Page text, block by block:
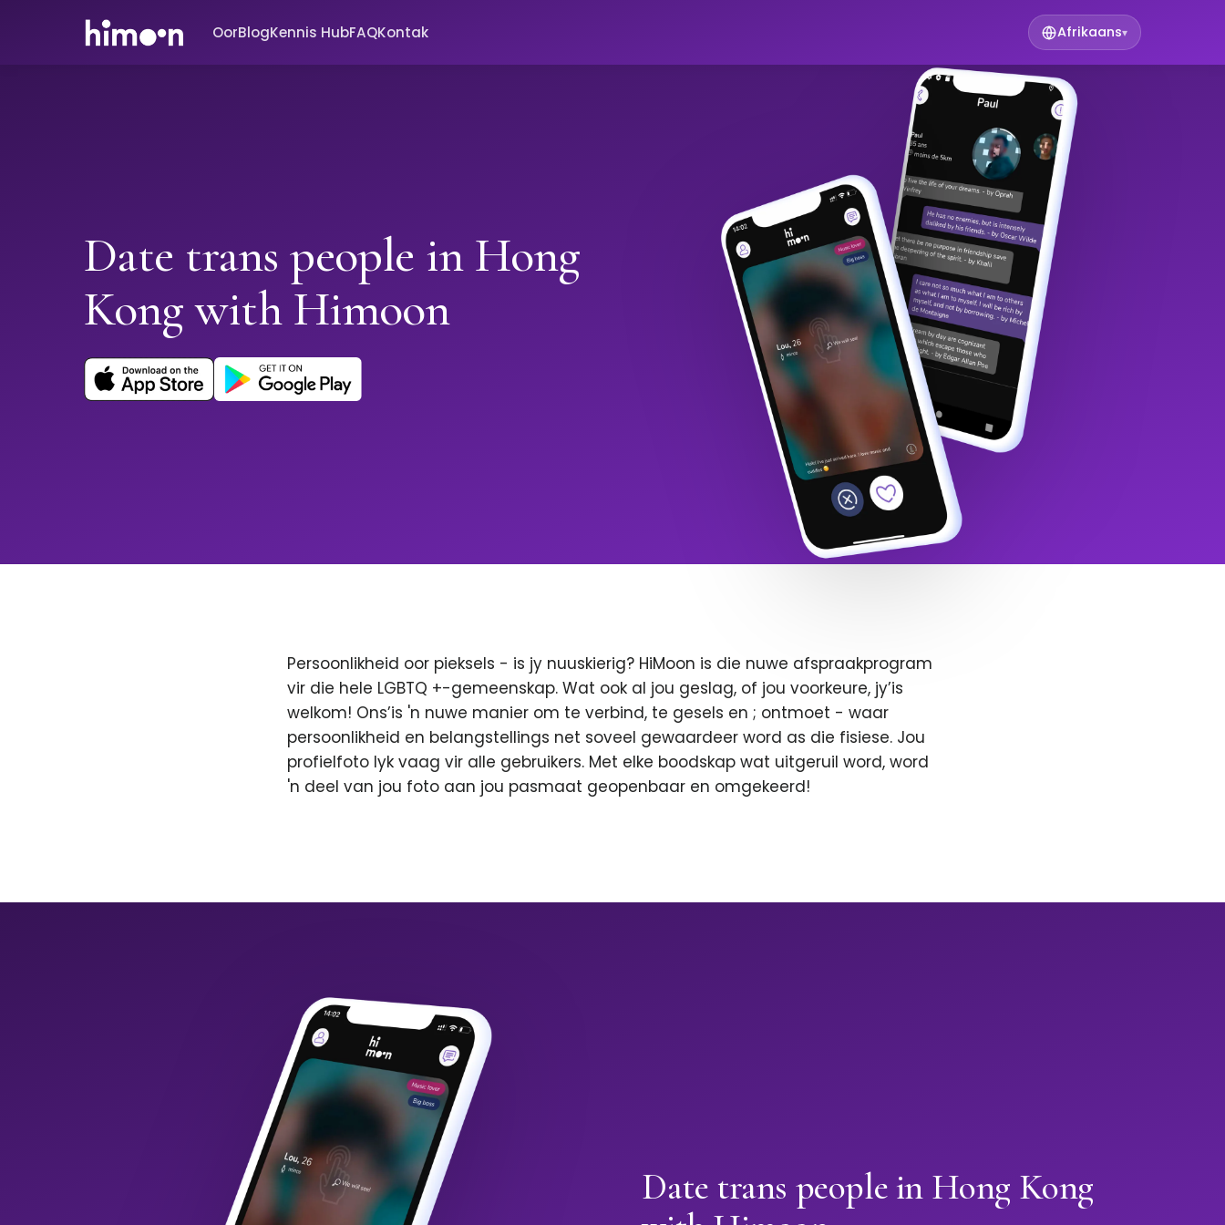
OorBlogKennis HubFAQKontak Afrikaans▾
Date trans people in Hong
Kong with Himoon
Persoonlikheid oor pieksels - is jy nuuskierig? HiMoon is die nuwe afspraakprogram
vir die hele LGBTQ +-gemeenskap. Wat ook al jou geslag, of jou voorkeure, jy’is
welkom! Ons’is 'n nuwe manier om te verbind, te gesels en ; ontmoet - waar
persoonlikheid en belangstellings net soveel gewaardeer word as die fisiese. Jou
profielfoto lyk vaag vir alle gebruikers. Met elke boodskap wat uitgeruil word, word
'n deel van jou foto aan jou pasmaat geopenbaar en omgekeerd!
Date trans people in Hong Kong